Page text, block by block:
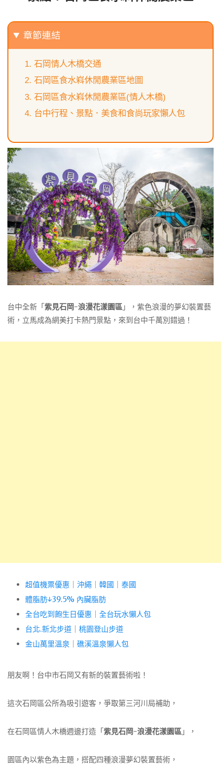
章節連結
石岡情人木橋交通
石岡區食水嵙休閒農業區地圖
石岡區食水嵙休閒農業區(情人木橋)
台中行程、景點．美食和食尚玩家懶人包
台中全新「 紫見石岡-浪漫花漾園區 」，紫色浪漫的夢幻裝置藝
術，立馬成為網美打卡熱門景點，來到台中千萬別錯過！
超值機票優惠 沖繩 韓國
泰國
體脂肪↓39.5% 內臟脂肪
全台吃到飽生日優惠
全台玩水懶人包
台北.新北步道
桃園登山步道
金山萬里溫泉
礁溪溫泉懶人包
朋友啊！台中市石岡又有新的裝置藝術啦！
這次石岡區公所為吸引遊客，爭取第三河川局補助，
在石岡區情人木橋週邊打造「紫見石岡-浪漫花漾園區 」，
園區內以紫色為主題，搭配四種浪漫夢幻裝置藝術，